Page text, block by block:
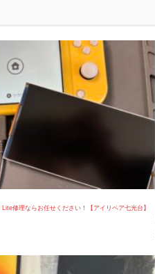
修理ならお任せください！【アイリペア七光台】